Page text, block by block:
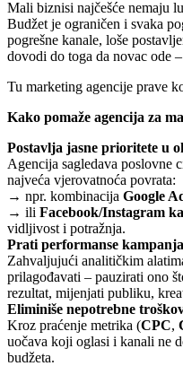
Mali biznisi najčešće nemaju
Budžet je ograničen i svaka
pogrešne kanale, loše
dovodi do toga da novac ode
Tu marketing agencije prave
Kako pomaže agencija za
Postavlja jasne prioritete u
Agencija sagledava poslovne
najveća vjerovatnoća povrata:
→ npr. kombinacija Google
→ ili Facebook/Instagram
vidljivost i potražnja.
Prati performanse
Zahvaljujući analitičkim
prilagođavati – pauzirati ono
rezultat, mijenjati publiku,
Eliminiše nepotrebne
Kroz praćenje metrika (CPC,
uočava koji oglasi i kanali ne
budžeta.